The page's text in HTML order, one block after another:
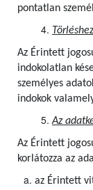
pontatlan
Az Érintett
indokolatlan
személyes
indokok
Az
Az Érintett
korlátozza az
az Érintett